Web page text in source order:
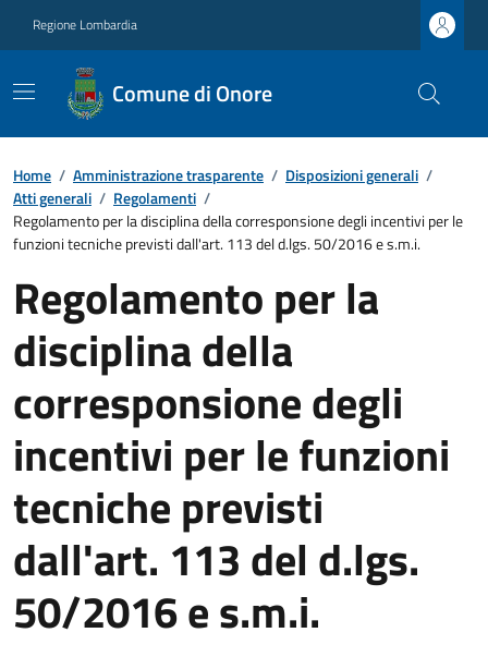
Regione Lombardia
Comune di Onore
Home / Amministrazione trasparente / Disposizioni generali /
Atti generali / Regolamenti /
Regolamento per la disciplina della corresponsione degli incentivi per le
funzioni tecniche previsti dall'art. 113 del d.lgs. 50/2016 e s.m.i.
Regolamento per la
disciplina della
corresponsione degli
incentivi per le funzioni
tecniche previsti
dall'art. 113 del d.lgs.
50/2016 e s.m.i.